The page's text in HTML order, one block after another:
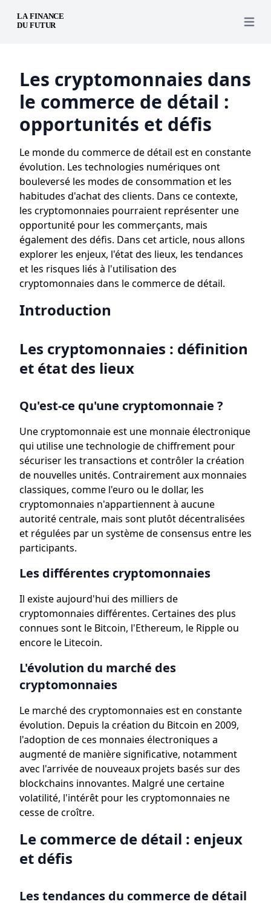
Open
Les cryptomonnaies dans
le commerce de détail :
opportunités et défis
Le monde du commerce de détail est en constante
évolution. Les technologies numériques ont
bouleversé les modes de consommation et les
habitudes d'achat des clients. Dans ce contexte,
les cryptomonnaies pourraient représenter une
opportunité pour les commerçants, mais
également des défis. Dans cet article, nous allons
explorer les enjeux, l'état des lieux, les tendances
et les risques liés à l'utilisation des
cryptomonnaies dans le commerce de détail.
Introduction
Les cryptomonnaies : définition
et état des lieux
Qu'est-ce qu'une cryptomonnaie ?
Une cryptomonnaie est une monnaie électronique
qui utilise une technologie de chiffrement pour
sécuriser les transactions et contrôler la création
de nouvelles unités. Contrairement aux monnaies
classiques, comme l'euro ou le dollar, les
cryptomonnaies n'appartiennent à aucune
autorité centrale, mais sont plutôt décentralisées
et régulées par un système de consensus entre les
participants.
Les différentes cryptomonnaies
Il existe aujourd'hui des milliers de
cryptomonnaies différentes. Certaines des plus
connues sont le Bitcoin, l'Ethereum, le Ripple ou
encore le Litecoin.
L'évolution du marché des
cryptomonnaies
Le marché des cryptomonnaies est en constante
évolution. Depuis la création du Bitcoin en 2009,
l'adoption de ces monnaies électroniques a
augmenté de manière significative, notamment
avec l'arrivée de nouveaux projets basés sur des
blockchains innovantes. Malgré une certaine
volatilité, l'intérêt pour les cryptomonnaies ne
cesse de croître.
Le commerce de détail : enjeux
et défis
Les tendances du commerce de détail